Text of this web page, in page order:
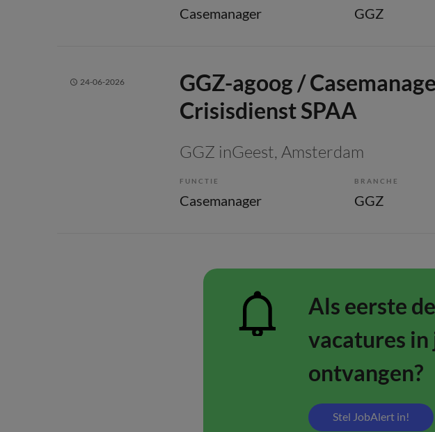
Casemanager GGZ
24-06-2026
GGZ-agoog /
Crisisdienst SPAA
GGZ inGeest, Amsterdam
FUNCTIE
Casemanager
BRANCHE
GGZ
Als eerste
vacatures
ontvangen?
Stel JobAlert in!